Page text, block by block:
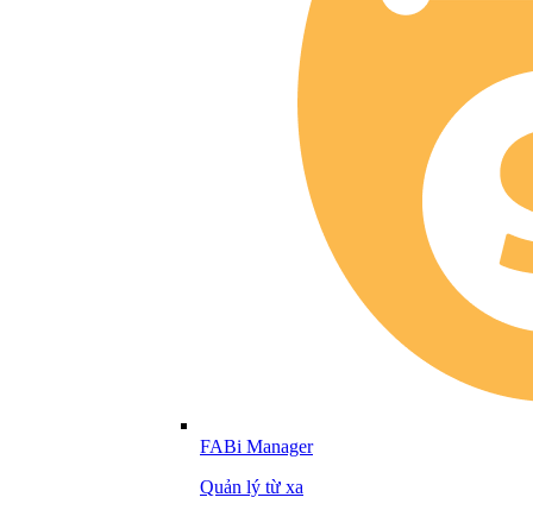
FABi Manager
Quản lý từ xa